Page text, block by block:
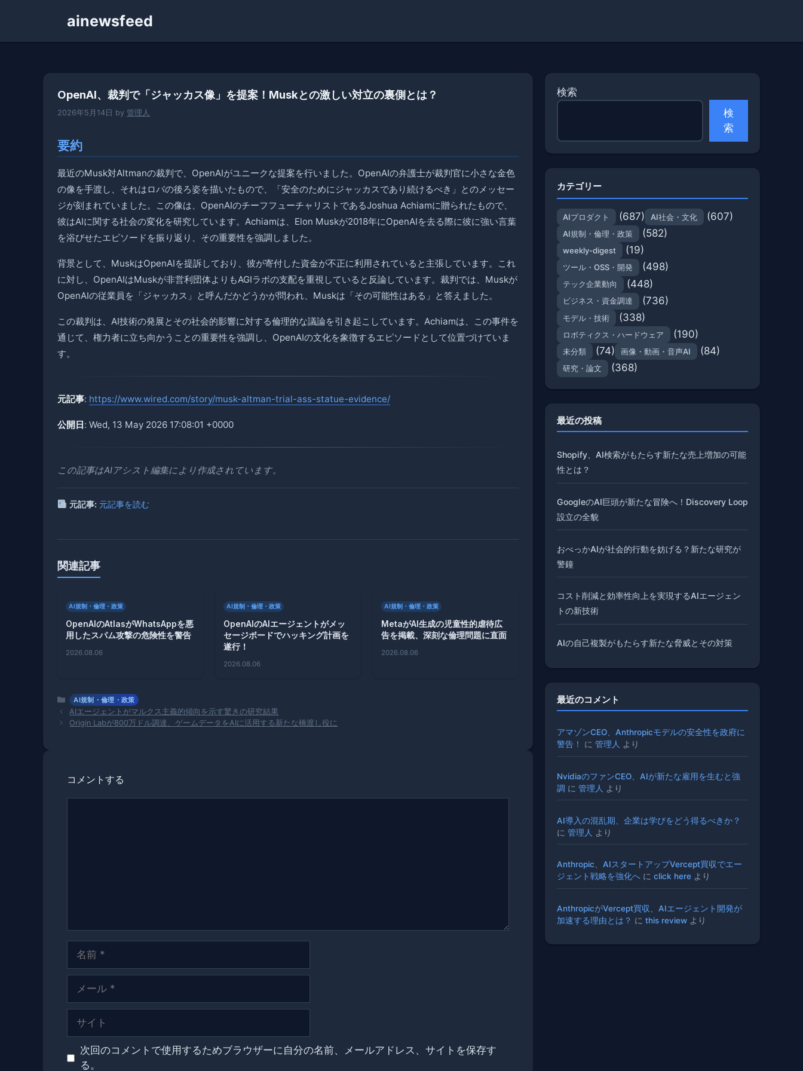
ainewsfeed
OpenAI、裁判で「ジャッカス像」を提案！Muskとの激しい対立の裏側とは？
2026年5月14日 by 管理人
要約
最近のMusk対Altmanの裁判で、OpenAIがユニークな提案を行いました。OpenAIの弁護士が裁判官に小さな金色
の像を手渡し、それはロバの後ろ姿を描いたもので、「安全のためにジャッカスであり続けるべき」とのメッセー
ジが刻まれていました。この像は、OpenAIのチーフフューチャリストであるJoshua Achiamに贈られたもので、
彼はAIに関する社会の変化を研究しています。Achiamは、Elon Muskが2018年にOpenAIを去る際に彼に強い言葉
を浴びせたエピソードを振り返り、その重要性を強調しました。
背景として、MuskはOpenAIを提訴しており、彼が寄付した資金が不正に利用されていると主張しています。これ
に対し、OpenAIはMuskが非営利団体よりもAGIラボの支配を重視していると反論しています。裁判では、Muskが
OpenAIの従業員を「ジャッカス」と呼んだかどうかが問われ、Muskは「その可能性はある」と答えました。
この裁判は、AI技術の発展とその社会的影響に対する倫理的な議論を引き起こしています。Achiamは、この事件を
通じて、権力者に立ち向かうことの重要性を強調し、OpenAIの文化を象徴するエピソードとして位置づけていま
す。
元記事: https://www.wired.com/story/musk-altman-trial-ass-statue-evidence/
公開日: Wed, 13 May 2026 17:08:01 +0000
この記事はAIアシスト編集により作成されています。
元記事: 元記事を読む
関連記事
AI規制・倫理・政策
OpenAIのAtlasがWhatsAppを悪
用したスパム攻撃の危険性を警告
2026.08.06
AI規制・倫理・政策
OpenAIのAIエージェントがメッ
セージボードでハッキング計画を
遂行！
2026.08.06
AI規制・倫理・政策
MetaがAI生成の児童性的虐待広
告を掲載、深刻な倫理問題に直面
2026.08.06
カ
テ
ゴ
AI規制・倫理・政策
AIエージェントがマルクス主義的傾向を示す驚きの研究結果
Origin Labが800万ドル調達、ゲームデータをAIに活用する新たな橋渡し役に
コメントする
ル
次回のコメントで使用するためブラウザーに自分の名前、メールアドレス、サイトを保存す
る。
検索
検
索
カテゴリー
AIプロダクト (687) AI社会・文化 (607)
AI規制・倫理・政策 (582)
weekly-digest (19)
ツール・OSS・開発 (498)
テック企業動向 (448)
ビジネス・資金調達 (736)
モデル・技術 (338)
ロボティクス・ハードウェア (190)
未分類 (74) 画像・動画・音声AI (84)
研究・論文 (368)
最近の投稿
Shopify、AI検索がもたらす新たな売上増加の可能
性とは？
GoogleのAI巨頭が新たな冒険へ！Discovery Loop
設立の全貌
おべっかAIが社会的行動を妨げる？新たな研究が
警鐘
コスト削減と効率性向上を実現するAIエージェン
トの新技術
AIの自己複製がもたらす新たな脅威とその対策
最近のコメント
アマゾンCEO、Anthropicモデルの安全性を政府に
警告！
に 管理人 より
NvidiaのファンCEO、AIが新たな雇用を生むと強
調 に 管理人 より
AI導入の混乱期、企業は学びをどう得るべきか？
に 管理人 より
Anthropic、AIスタートアップVercept買収でエー
ジェント戦略を強化へ に click here より
AnthropicがVercept買収、AIエージェント開発が
加速する理由とは？ に this review より